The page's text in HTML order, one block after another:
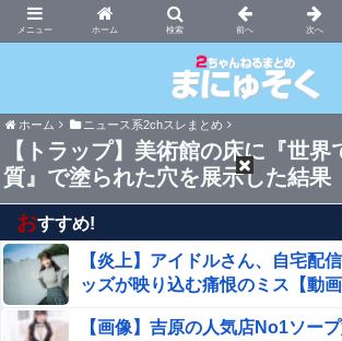
ホーム
まにゅそく 2chまとめニュース速
ホーム ニュース系2chスレまとめ
【トラップ】美術館の床に『世界
質』で塗られた穴を展示した結果
おすすめ!
【炎上】アイドルさん、自宅配
ッズが映り込む痛恨のミス【動画
【画像】吉原の人気店No1ソー